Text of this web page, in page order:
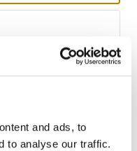
and ads, to
to analyse our traffic.